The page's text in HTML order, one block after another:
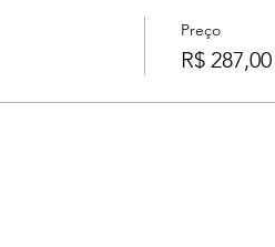
Preço
R$ 287,00